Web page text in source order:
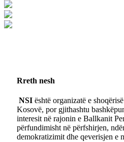
Rreth nesh
NSI është organizatë e
Kosovë, por gjithashtu
interesit në rajonin e Ballkanit
përfundimisht në përfshirjen,
demokratizimit dhe qeverisjen e